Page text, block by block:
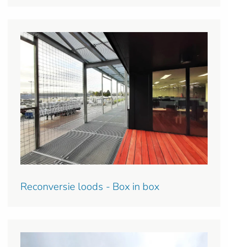
Reconversie loods - Box in box